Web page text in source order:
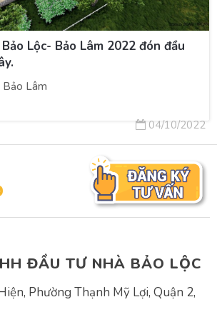
Lộc- Bảo Lâm 2022 đón đầu
Bảo Lâm
04/10/2022
ĐẦU TƯ NHÀ BẢO LỘC
Phường Thạnh Mỹ Lợi, Quận 2,